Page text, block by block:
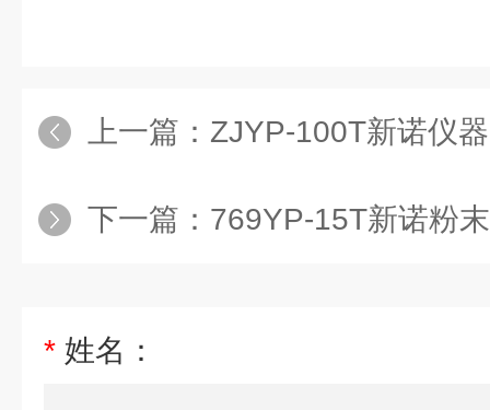
上一篇： ZJYP-100T新诺仪器100
下一篇： 769YP-15T新诺粉末压片
* 姓名：